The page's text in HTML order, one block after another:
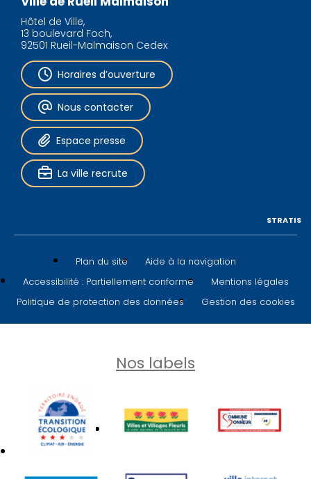
Hôtel de Ville,
13 boulevard Foch,
92501 Rueil-Malmaison Cedex
Horaires d’ouverture
Nous contacter
Espace presse
La ville recrute
Plan du site
Aide à la navigation
Accessibilité : Partiellement conforme
Mentions légales
Politique de protection des données
Gestion des cookies
STRATIS
Nos labels